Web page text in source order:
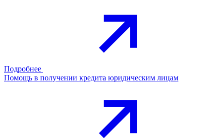
Подробнее
Помощь в получении кредита юридическим лицам